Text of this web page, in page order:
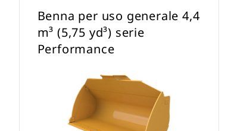
Benna per uso generale 4,4
m³ (5,75 yd³) serie
Performance